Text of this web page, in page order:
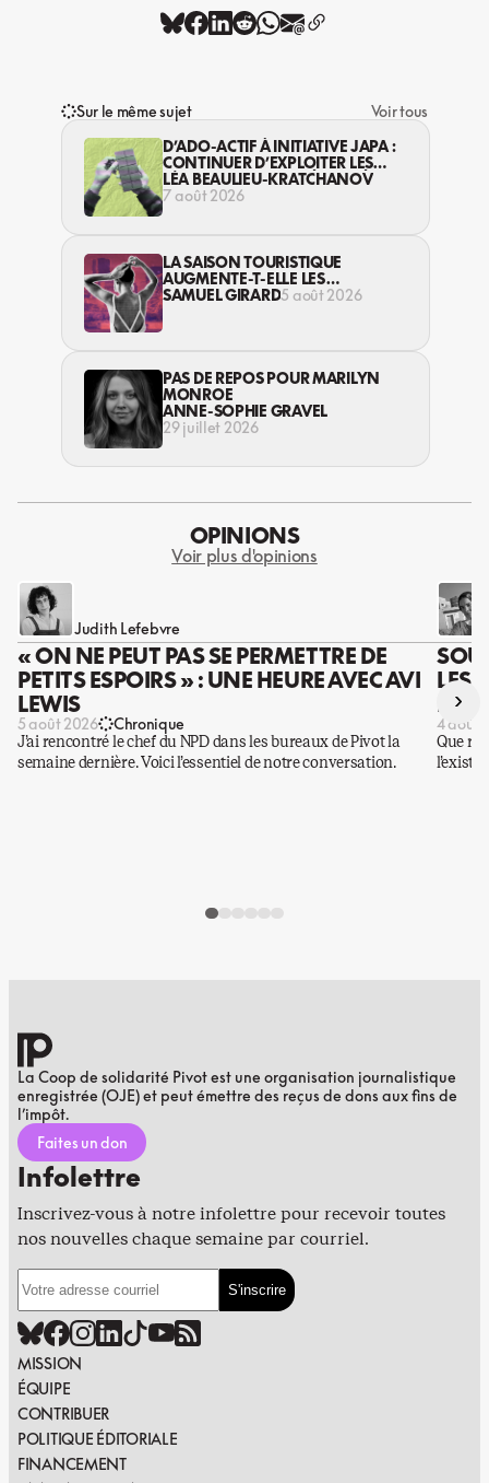
Sur le même sujet
Voir tous
D’ADO-ACTIF À INITIATIVE JAPA :
CONTINUER D’EXPLOITER LES
JEUNES… DANS LA LÉGALITÉ?
LÉA BEAULIEU-KRATCHANOV
7 août 2026
LA SAISON TOURISTIQUE
AUGMENTE-T-ELLE LES
VIOLENCES CONTRE LES
SAMUEL GIRARD5 août 2026
PAS DE REPOS POUR MARILYN
MONROE
ANNE-SOPHIE GRAVEL
29 juillet 2026
OPINIONS
Voir plus d'opinions
Judith Lefebvre
« ON NE PEUT PAS SE PERMETTRE DE
PETITS ESPOIRS » : UNE HEURE AVEC AVI
LEWIS
5 août 2026 Chronique
J’ai rencontré le chef du NPD dans les bureaux de Pivot la
semaine dernière. Voici l’essentiel de notre conversation.
LES
DES
4 août
Que
›
La Coop de solidarité Pivot est une organisation journalistique
enregistrée (OJE) et peut émettre des reçus de dons aux fins de
l’impôt.
Faites un don
Infolettre
Inscrivez-vous à notre infolettre pour recevoir toutes
nos nouvelles chaque semaine par courriel.
MISSION
ÉQUIPE
CONTRIBUER
POLITIQUE ÉDITORIALE
FINANCEMENT